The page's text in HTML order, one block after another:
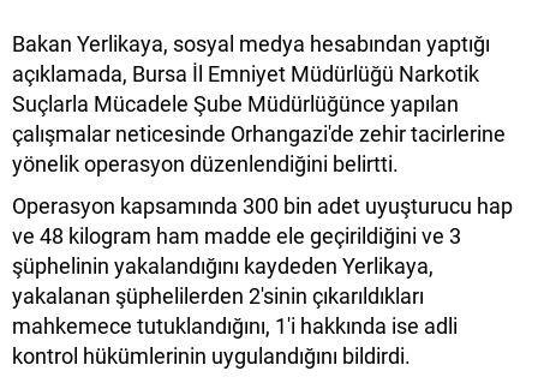
Bakan Yerlikaya, sosyal medya hesabından yaptığı
açıklamada, Bursa İl Emniyet Müdürlüğü Narkotik
Suçlarla Mücadele Şube Müdürlüğünce yapılan
çalışmalar neticesinde Orhangazi'de zehir tacirlerine
yönelik operasyon düzenlendiğini belirtti.
Operasyon kapsamında 300 bin adet uyuşturucu hap
ve 48 kilogram ham madde ele geçirildiğini ve 3
şüphelinin yakalandığını kaydeden Yerlikaya,
yakalanan şüphelilerden 2'sinin çıkarıldıkları
mahkemece tutuklandığını, 1'i hakkında ise adli
kontrol hükümlerinin uygulandığını bildirdi.